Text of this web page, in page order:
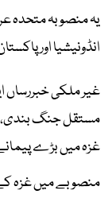
یہ منصوبہ متحدہ
انڈونیشیا اور
غیر ملکی
مستقل جنگ بندی،
غزہ میں بڑے
منصوبے میں غزہ